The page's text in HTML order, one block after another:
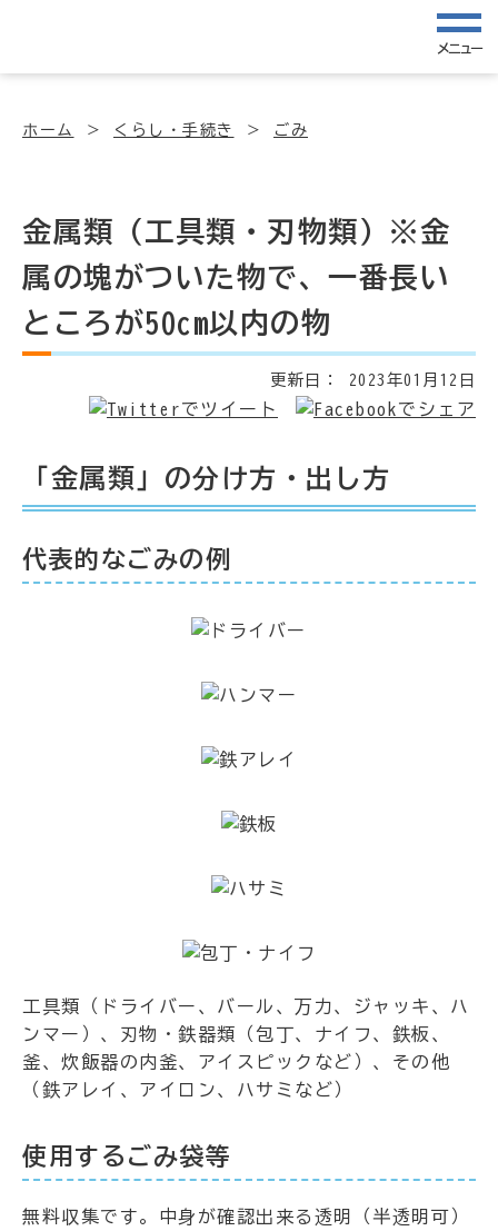
メニュー
ホーム くらし・手続き ごみ
金属類（工具類・刃物類）※金
属の塊がついた物で、一番長い
ところが50cm以内の物
更新日： 2023年01月12日
「金属類」の分け方・出し方
代表的なごみの例
工具類（ドライバー、バール、万力、ジャッキ、ハ
ンマー）、刃物・鉄器類（包丁、ナイフ、鉄板、
釜、炊飯器の内釜、アイスピックなど）、その他
（鉄アレイ、アイロン、ハサミなど）
使用するごみ袋等
無料収集です。中身が確認出来る透明（半透明可）